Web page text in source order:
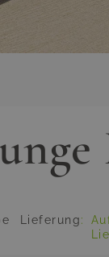
Lieferung: